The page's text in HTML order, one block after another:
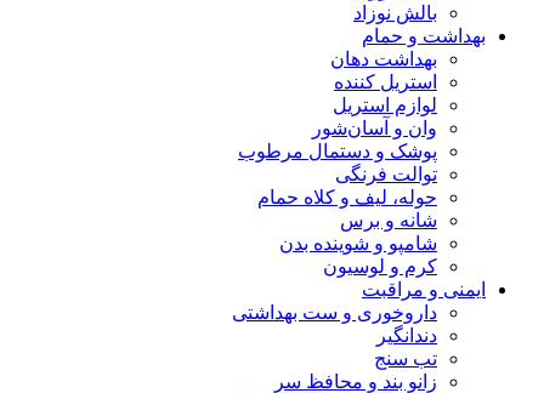
بالش نوزاد
بهداشت و حمام
بهداشت دهان
استریل کننده
لوازم استریل
وان و آسان‌شور
پوشک و دستمال مرطوب
توالت فرنگی
حوله، لیف و کلاه حمام
شانه و برس
شامپو و شوینده بدن
کرم و لوسیون
ایمنی و مراقبت
داروخوری و ست بهداشتی
دندانگیر
تب‌ سنج
زانو بند و محافظ سر